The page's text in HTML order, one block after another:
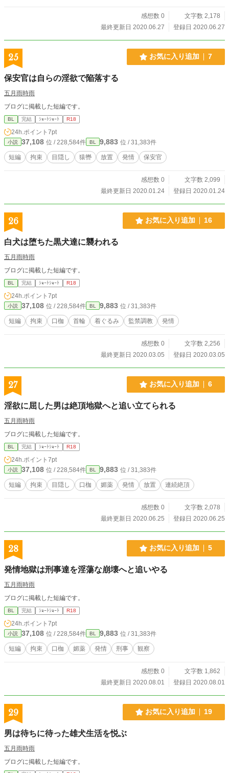
感想数 0
文字数 2,178
最終更新日 2020.06.27
登録日 2020.06.27
25 お気に入り追加 7
保安官は自らの淫欲で陥落する
五月雨時雨
ブログに掲載した短編です。
BL 完結 ｼｮｰﾄｼｮｰﾄ R18
24h.ポイント 7pt
小説 37,108 位 / 228,584件 BL 9,883 位 / 31,383件
短編 拘束 目隠し 猿轡 放置 発情 保安官
感想数 0
文字数 2,099
最終更新日 2020.01.24
登録日 2020.01.24
26 お気に入り追加 16
白犬は堕ちた黒犬達に襲われる
五月雨時雨
ブログに掲載した短編です。
BL 完結 ｼｮｰﾄｼｮｰﾄ R18
24h.ポイント 7pt
小説 37,108 位 / 228,584件 BL 9,883 位 / 31,383件
短編 拘束 口枷 首輪 着ぐるみ 監禁調教 発情
感想数 0
文字数 2,256
最終更新日 2020.03.05
登録日 2020.03.05
27 お気に入り追加 6
淫欲に屈した男は絶頂地獄へと追い立てられる
五月雨時雨
ブログに掲載した短編です。
BL 完結 ｼｮｰﾄｼｮｰﾄ R18
24h.ポイント 7pt
小説 37,108 位 / 228,584件 BL 9,883 位 / 31,383件
短編 拘束 目隠し 口枷 媚薬 発情 放置 連続絶頂
感想数 0
文字数 2,078
最終更新日 2020.06.25
登録日 2020.06.25
28 お気に入り追加 5
発情地獄は刑事達を淫蕩な崩壊へと追いやる
五月雨時雨
ブログに掲載した短編です。
BL 完結 ｼｮｰﾄｼｮｰﾄ R18
24h.ポイント 7pt
小説 37,108 位 / 228,584件 BL 9,883 位 / 31,383件
短編 拘束 口枷 媚薬 発情 刑事 観察
感想数 0
文字数 1,862
最終更新日 2020.08.01
登録日 2020.08.01
29 お気に入り追加 19
男は待ちに待った雄犬生活を悦ぶ
五月雨時雨
ブログに掲載した短編です。